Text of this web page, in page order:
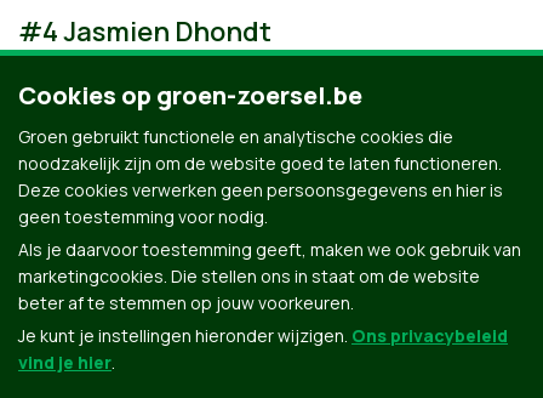
#4 Jasmien Dhondt
Cookies op groen-zoersel.be
Groen gebruikt functionele en analytische cookies die
noodzakelijk zijn om de website goed te laten functioneren.
Deze cookies verwerken geen persoonsgegevens en hier is
geen toestemming voor nodig.
Als je daarvoor toestemming geeft, maken we ook gebruik van
marketingcookies. Die stellen ons in staat om de website
beter af te stemmen op jouw voorkeuren.
Je kunt je instellingen hieronder wijzigen. Ons privacybeleid
vind je hier.